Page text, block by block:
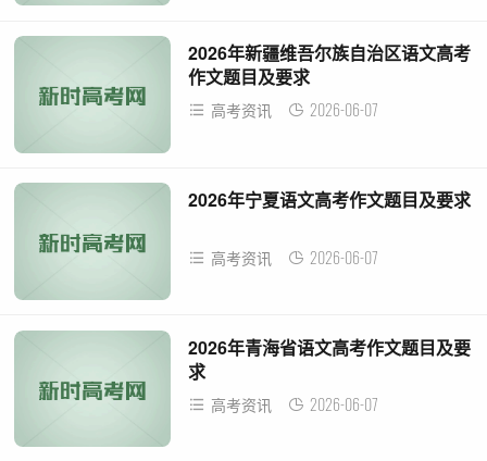
2026年新疆维吾尔族自治区语文高考
作文题目及要求
高考资讯 2026-06-07
2026年宁夏语文高考作文题目及要求
高考资讯 2026-06-07
2026年青海省语文高考作文题目及要
求
高考资讯 2026-06-07